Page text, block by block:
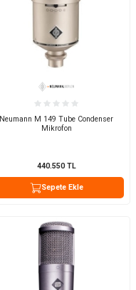
Neumann M 149 Tube Condenser
Mikrofon
440.550TL
Sepete Ekle